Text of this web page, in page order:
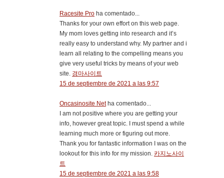
Racesite Pro ha comentado...
Thanks for your own effort on this web page.
My mom loves getting into research and it’s
really easy to understand why. My partner and i
learn all relating to the compelling means you
give very useful tricks by means of your web
site. 경마사이트
15 de septiembre de 2021 a las 9:57
Oncasinosite Netha comentado...
I am not positive where you are getting your
info, however great topic. I must spend a while
learning much more or figuring out more.
Thank you for fantastic information I was on the
lookout for this info for my mission. 카지노사이
트
15 de septiembre de 2021 a las 9:58